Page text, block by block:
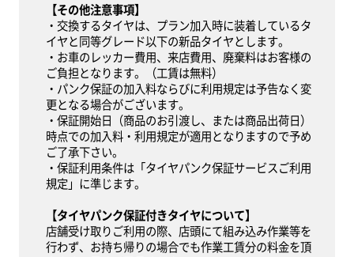
【その他注意事項】
・交換するタイヤは、プラン加入時に装着しているタ
イヤと同等グレード以下の新品タイヤとします。
・お車のレッカー費用、来店費用、廃棄料はお客様の
ご負担となります。（工賃は無料）
・パンク保証の加入料ならびに利用規定は予告なく変
更となる場合がございます。
・保証開始日（商品のお引渡し、または商品出荷日）
時点での加入料・利用規定が適用となりますので予め
ご了承下さい。
・保証利用条件は「タイヤパンク保証サービスご利用
規定」に準じます。
【タイヤパンク保証付きタイヤについて】
店舗受け取りご利用の際、店頭にて組み込み作業等を
行わず、お持ち帰りの場合でも作業工賃分の料金を頂